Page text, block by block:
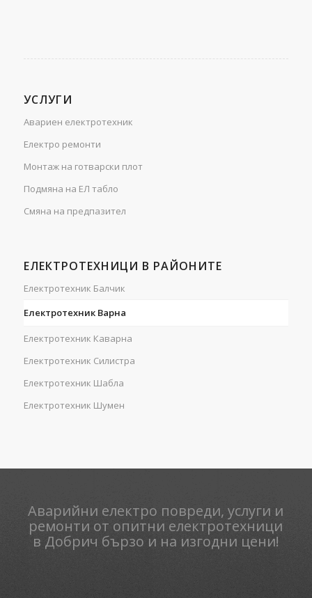
УСЛУГИ
Авариен електротехник
Електро ремонти
Монтаж на готварски плот
Подмяна на ЕЛ табло
Смяна на предпазител
ЕЛЕКТРОТЕХНИЦИ В РАЙОНИТЕ
Електротехник Балчик
Електротехник Варна
Електротехник Каварна
Електротехник Силистра
Електротехник Шабла
Електротехник Шумен
Аварийни електро повреди, услуги и
ремонти от опитни електротехници
в Добрич бързо и на изгодни цени!